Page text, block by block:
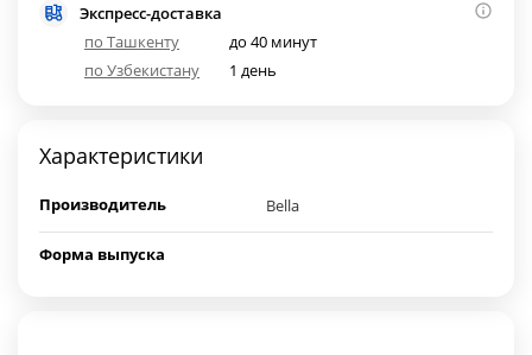
Экспресс-доставка
по Ташкенту
до 40 минут
по Узбекистану
1 день
Характеристики
Производитель Bella
Форма выпуска